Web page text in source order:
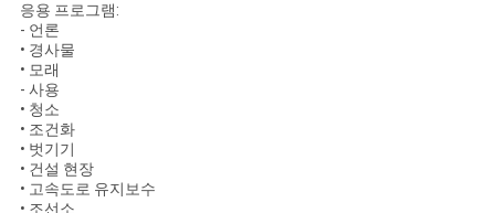
응용 프로그램:
- 언론
• 경사물
• 모래
- 사용
• 청소
• 조건화
• 벗기기
• 건설 현장
• 고속도로 유지보수
• 조선소